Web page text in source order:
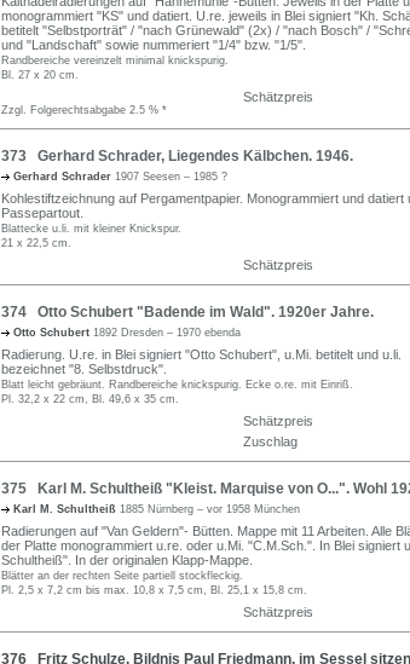
monogrammiert "KS" und datiert. U.re. jeweils in Blei signiert "Kh.
betitelt "Selbstporträt" / "nach Grünewald" (2x) / "nach Bosch" /
und "Landschaft" sowie nummeriert "1/4" bzw. "1/5".
Randbereiche vereinzelt minimal knickspurig.
Bl. 27 x 20 cm.
Schätzpreis
Zzgl. Folgerechtsabgabe 2.5 % *
373 Gerhard Schrader, Liegendes Kälbchen. 1946.
Gerhard Schrader 1907 Seesen – 1985 ?
Kohlestiftzeichnung auf Pergamentpapier. Monogrammiert und datiert
Passepartout.
Blattecke u.li. mit kleiner Knickspur.
21 x 22,5 cm.
Schätzpreis
374 Otto Schubert "Badende im Wald". 1920er Jahre.
Otto Schubert 1892 Dresden – 1970 ebenda
Radierung. U.re. in Blei signiert "Otto Schubert", u.Mi. betitelt und u.li.
bezeichnet "8. Selbstdruck".
Blatt leicht gebräunt. Randbereiche knickspurig. Ecke o.re. mit Einriß.
Pl. 32,2 x 22 cm, Bl. 49,6 x 35 cm.
Schätzpreis
Zuschlag
375 Karl M. Schultheiß "Kleist. Marquise von O...". Wohl
Karl M. Schultheiß 1885 Nürnberg – vor 1958 München
Radierungen auf "Van Geldern"- Bütten. Mappe mit 11 Arbeiten. Alle
der Platte monogrammiert u.re. oder u.Mi. "C.M.Sch.". In Blei signiert
Schultheiß". In der originalen Klapp-Mappe.
Blätter an der rechten Seite partiell stockfleckig.
Pl. 2,5 x 7,2 cm bis max. 10,8 x 7,5 cm, Bl. 25,1 x 15,8 cm.
Schätzpreis
376 Fritz Schulze, Bildnis Paul Friedmann, im Sessel